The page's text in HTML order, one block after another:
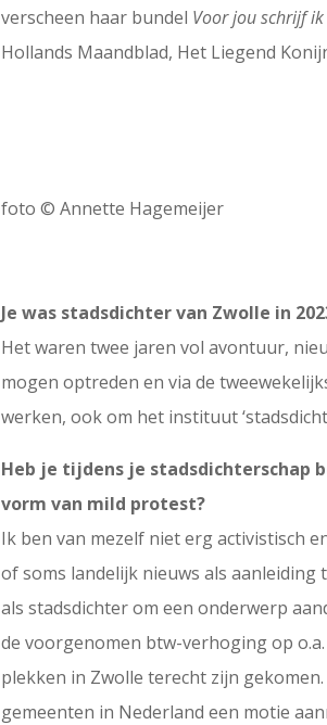
verscheen haar bundel Voor jou schrijf
Hollands Maandblad, Het Liegend
foto © Annette Hagemeijer
Je was stadsdichter van Zwolle in
Het waren twee jaren vol avontuur,
mogen optreden en via de
werken, ook om het instituut
Heb je tijdens je stadsdichterschap
vorm van mild protest?
Ik ben van mezelf niet erg activistisch
of soms landelijk nieuws als
als stadsdichter om een onderwerp
de voorgenomen btw-verhoging op
plekken in Zwolle terecht zijn
gemeenten in Nederland een motie